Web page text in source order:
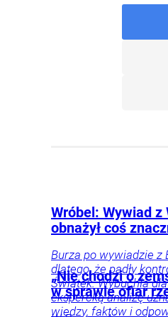
Wróbel: Wywiad z
obnażył coś
Burza po wywiadzie z
dlatego, że padły
Świątek. Wybuchła
ekspercką analizę
wiedzy, faktów i
„Nie chodzi o
w sprawie ofiar